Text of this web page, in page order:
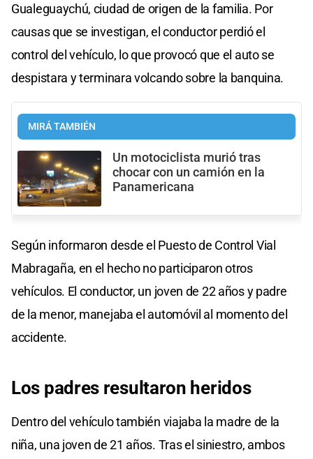
Gualeguaychú, ciudad de origen de la familia. Por
causas que se investigan, el conductor perdió el
control del vehículo, lo que provocó que el auto se
despistara y terminara volcando sobre la banquina.
MIRÁ TAMBIÉN
Un motociclista murió tras
chocar con un camión en la
Panamericana
Según informaron desde el Puesto de Control Vial
Mabragaña, en el hecho no participaron otros
vehículos. El conductor, un joven de 22 años y padre
de la menor, manejaba el automóvil al momento del
accidente.
Los padres resultaron heridos
Dentro del vehículo también viajaba la madre de la
niña, una joven de 21 años. Tras el siniestro, ambos